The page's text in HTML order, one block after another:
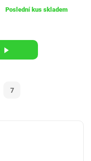
Poslední kus skladem
7